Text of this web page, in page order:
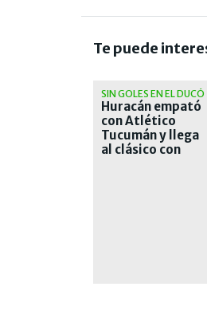
Te puede
SIN GOLES EN EL DUCÓ
Huracán empató
con Atlético
Tucumán y llega
al clásico con